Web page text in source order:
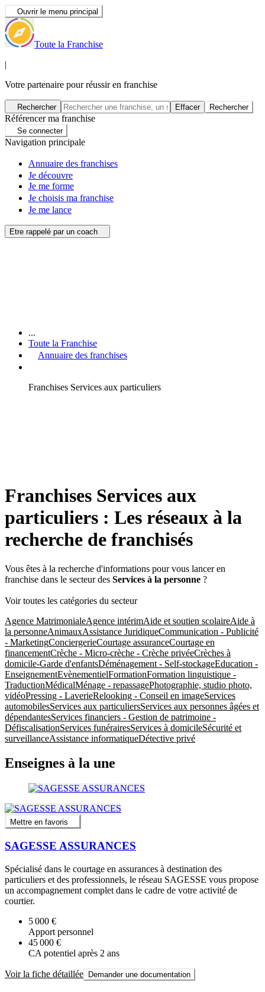
Ouvrir le menu principal
Toute la Franchise
|
Votre partenaire pour réussir en franchise
Rechercher Effacer Rechercher
Référencer ma franchise
Se connecter
Navigation principale
Annuaire des franchises
Je découvre
Je me forme
Je choisis ma franchise
Je me lance
Etre rappelé par un coach
...
Toute la Franchise
Annuaire des franchises
Franchises Services aux particuliers
Franchises Services aux
particuliers : Les réseaux à la
recherche de franchisés
Vous êtes à la recherche d'informations pour vous lancer en
franchise dans le secteur des Services à la personne ?
Voir toutes les catégories du secteur
Agence MatrimonialeAgence intérimAide et soutien scolaireAide à
la personneAnimauxAssistance JuridiqueCommunication - Publicité
- MarketingConciergerieCourtage assuranceCourtage en
financementCrèche - Micro-crèche - Crèche privéeCrèches à
domicile-Garde d'enfantsDéménagement - Self-stockageEducation -
EnseignementEvènementielFormationFormation linguistique -
TraductionMédicalMénage - repassagePhotographie, studio photo,
vidéoPressing - LaverieRelooking - Conseil en imageServices
automobilesServices aux particuliersServices aux personnes âgées et
dépendantesServices financiers - Gestion de patrimoine -
DéfiscalisationServices funérairesServices à domicileSécurité et
surveillanceAssistance informatiqueDétective privé
Enseignes à la une
Mettre en favoris
SAGESSE ASSURANCES
Spécialisé dans le courtage en assurances à destination des
particuliers et des professionnels, le réseau SAGESSE vous propose
un accompagnement complet dans le cadre de votre activité de
courtier.
5 000 €
Apport personnel
45 000 €
CA potentiel après 2 ans
Voir la fiche détaillée Demander une documentation